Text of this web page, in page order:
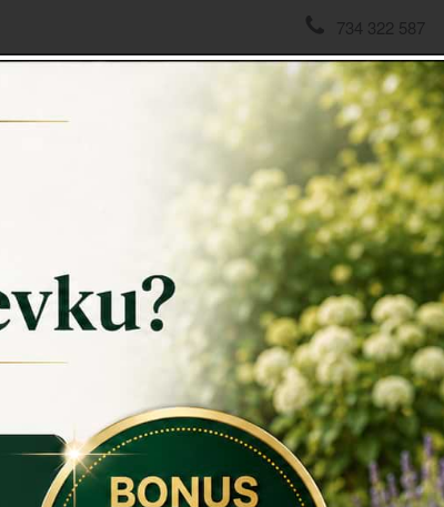
734 322 587
Dekorace k jezírku žába
Dekorace
(Vítejte)
Každá
před
jsou ještě
dekorací k